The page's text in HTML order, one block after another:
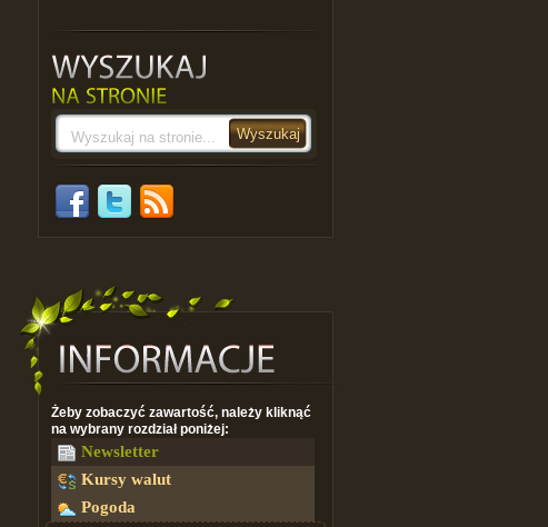
Żeby zobaczyć zawartość, należy kliknąć
na wybrany rozdział poniżej:
Newsletter
Kursy walut
Pogoda